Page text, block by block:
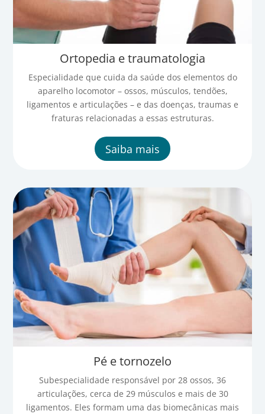
Ortopedia e traumatologia
Especialidade que cuida da saúde dos elementos do
aparelho locomotor – ossos, músculos, tendões,
ligamentos e articulações – e das doenças, traumas e
fraturas relacionadas a essas estruturas.
Saiba mais
Pé e tornozelo
Subespecialidade responsável por 28 ossos, 36
articulações, cerca de 29 músculos e mais de 30
ligamentos. Eles formam uma das biomecânicas mais